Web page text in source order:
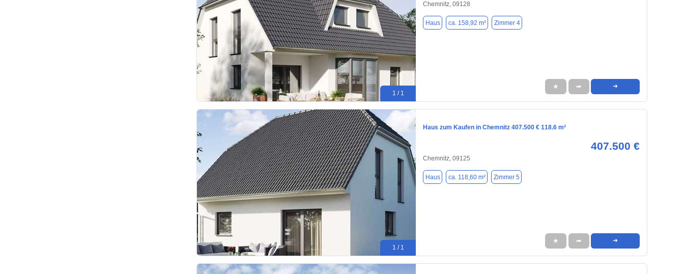
1 / 1
Chemnitz, 09128
Haus ca. 158,92 m² Zimmer 4
★ ➦ ➜
1 / 1
Haus zum Kaufen in Chemnitz 407.500 € 118.6 m²
407.500 €
Chemnitz, 09125
Haus ca. 118,60 m² Zimmer 5
★ ➦ ➜